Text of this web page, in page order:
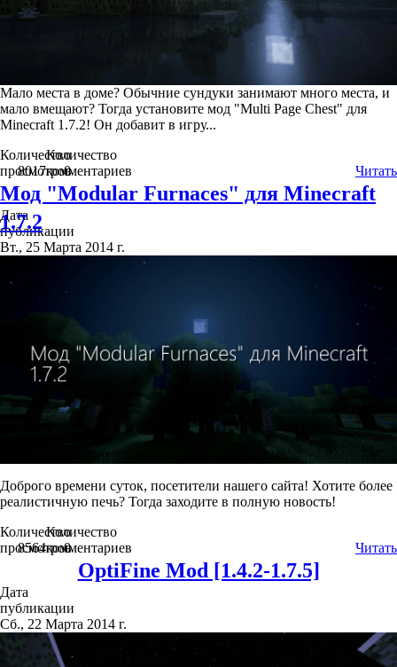
Мало места в доме? Обычние сундуки занимают много места, и
мало вмещают? Тогда установите мод "Multi Page Chest" для
Minecraft 1.7.2! Он добавит в игру...
Количество
просмотров
8017
Количество
комментариев
0 Читать
Мод "Modular Furnaces" для Minecraft
1.7.2
Дата
публикации
Вт., 25 Марта 2014 г.
Доброго времени суток, посетители нашего сайта! Хотите более
реалистичную печь? Тогда заходите в полную новость!
Количество
просмотров
8564
Количество
комментариев
0 Читать
OptiFine Mod [1.4.2-1.7.5]
Дата
публикации
Сб., 22 Марта 2014 г.